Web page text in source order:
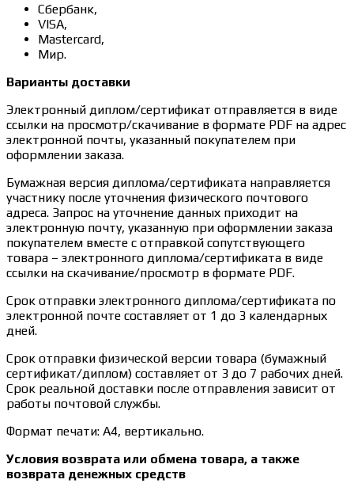
Сбербанк,
VISA,
Mastercard,
Мир.
Варианты доставки
Электронный диплом/сертификат отправляется в виде
ссылки на просмотр/скачивание в формате PDF на адрес
электронной почты, указанный покупателем при
оформлении заказа.
Бумажная версия диплома/сертификата направляется
участнику после уточнения физического почтового
адреса. Запрос на уточнение данных приходит на
электронную почту, указанную при оформлении заказа
покупателем вместе с отправкой сопутствующего
товара – электронного диплома/сертификата в виде
ссылки на скачивание/просмотр в формате PDF.
Срок отправки электронного диплома/сертификата по
электронной почте составляет от 1 до 3 календарных
дней.
Срок отправки физической версии товара (бумажный
сертификат/диплом) составляет от 3 до 7 рабочих дней.
Срок реальной доставки после отправления зависит от
работы почтовой службы.
Формат печати: А4, вертикально.
Условия возврата или обмена товара, а также
возврата денежных средств